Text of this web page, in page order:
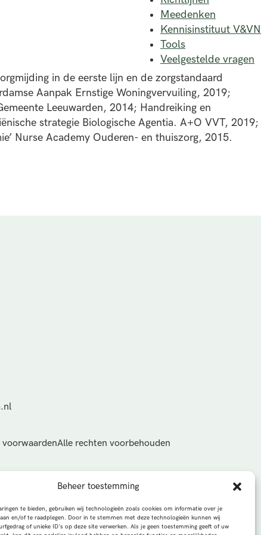
Beheer toestemming
te bieden, gebruiken wij technologieën zoals cookies om informatie over je
en/of te raadplegen. Door in te stemmen met deze technologieën kunnen wij
of unieke ID's op deze site verwerken. Als je geen toestemming geeft of uw
Meedenken
Kennisinstituut V&VN
Tools
Veelgestelde vragen
in de eerste lijn en de zorgstandaard
Aanpak Ernstige Woningvervuiling, 2019;
Leeuwarden, 2014; Handreiking en
strategie Biologische Agentia. A+O VVT, 2019;
Nurse Academy Ouderen- en thuiszorg, 2015.
voorwaardenAlle rechten voorbehouden